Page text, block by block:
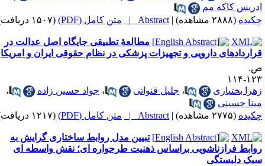
کاکه مم
(۲۸۸۸ مشاهده) |
Abstract | متن کامل (PDF) (۱۵۰۷ دریافت)
مطالعۀ تطبیقی جایگاه اصل عدالت در
دارویی و تجهیزات پزشکی در نظام حقوقی ایران و امریکا
۱۱۴
بختیاری
،جلیل قنواتی ،جواد حسین زاده
،
حسینی
(۲۷۷۵ مشاهده) |
Abstract | متن کامل (PDF) (۱۲۱۷ دریافت)
تبیین مدل روابط ساختاری گرایش به
فرازناشویی براساس ذهنیت طرحواره ای؛ نقش واسطه ای
دلبستگی